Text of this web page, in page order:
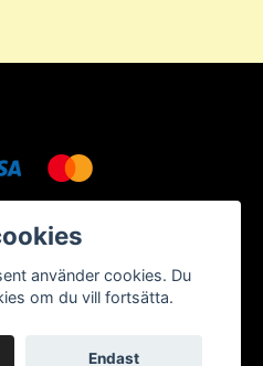
använder cookies. Du
om du vill fortsätta.
Endast